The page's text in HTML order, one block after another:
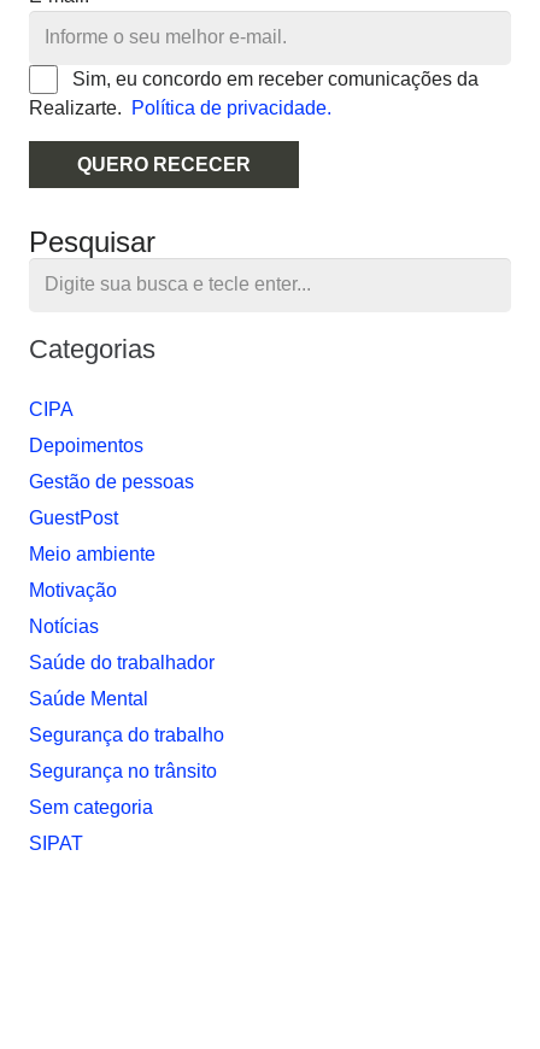
Sim, eu concordo em receber comunicações da
Realizarte.
Política de privacidade.
QUERO RECECER
Pesquisar
Categorias
CIPA
Depoimentos
Gestão de pessoas
GuestPost
Meio ambiente
Motivação
Notí­cias
Saúde do trabalhador
Saúde Mental
Segurança do trabalho
Segurança no trânsito
Sem categoria
SIPAT